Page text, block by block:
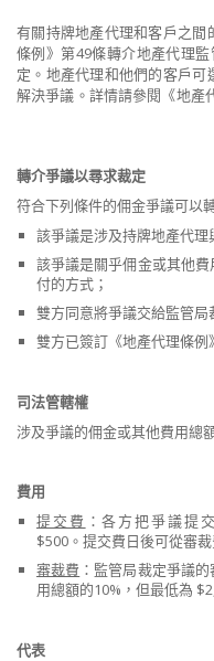
有關持牌地產代理和客戶之間
條例》第49條轉介地產代理
定。地產代理和他們的客戶
解決爭議。詳情請參閱《地產
轉介爭議以尋求裁定
符合下列條件的佣金爭議可以
該爭議是涉及持牌地產代理
該爭議是關乎佣金或其他
付的方式；
雙方同意將爭議交給監管局
雙方已簽訂《地產代理條例
司法管轄權
涉及爭議的佣金或其他費用總
費用
提交費 ：各方把爭議提
$500。提交費日後可從審裁
審裁費 ：監管局裁定爭議
用總額的10%，但最低為
代表